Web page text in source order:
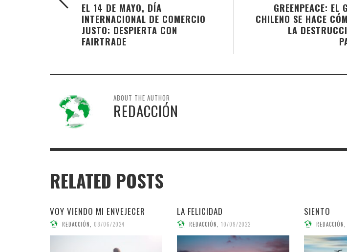
GREENPEACE: EL
CHILENO SE HACE
LA
EL 14 DE MAYO, DÍA
INTERNACIONAL DE COMERCIO
JUSTO: DESPIERTA CON
FAIRTRADE
ABOUT THE AUTHOR
REDACCIÓN
RELATED POSTS
VOY VIENDO MI ENVEJECER
REDACCIÓN 08/06/2024
LA FELICIDAD
REDACCIÓN 10/09/2022
SIENTO
REDACCIÓN